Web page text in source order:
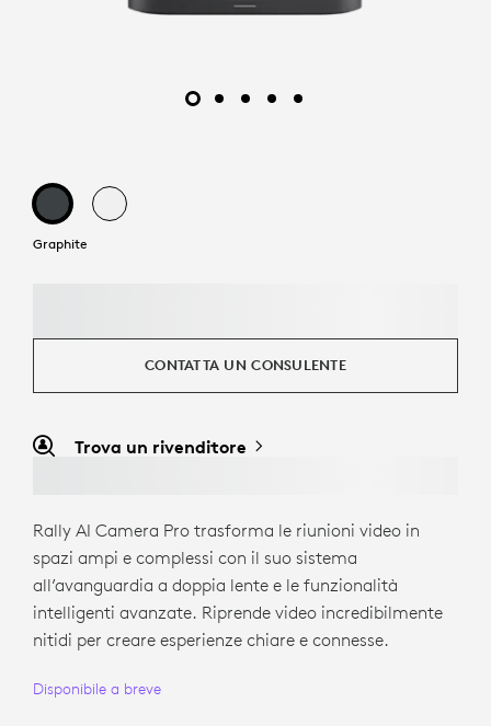
Graphite
CONTATTA UN CONSULENTE
Trova un rivenditore
Rally AI Camera Pro trasforma le riunioni video in
spazi ampi e complessi con il suo sistema
all’avanguardia a doppia lente e le funzionalità
intelligenti avanzate. Riprende video incredibilmente
nitidi per creare esperienze chiare e connesse.
Disponibile a breve